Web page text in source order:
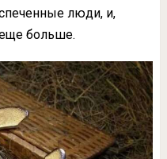
люди, и,
больше.